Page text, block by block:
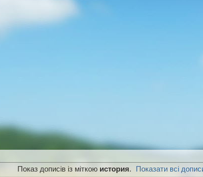
Показ дописів із міткою история. Показати всі